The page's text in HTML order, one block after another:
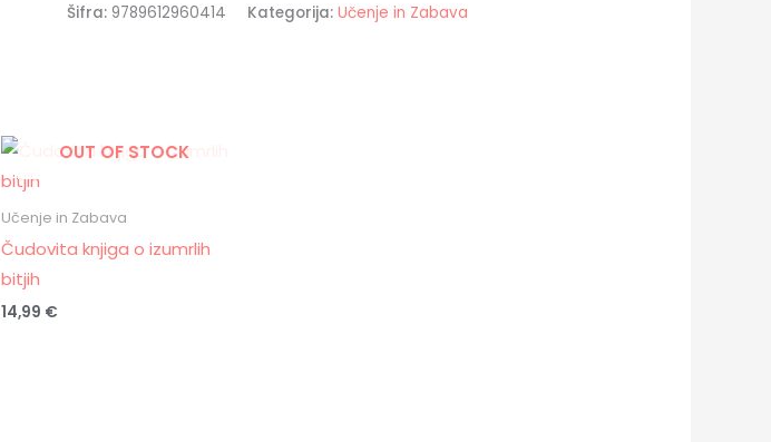
Šifra: 9789612960414 Kategorija: Učenje in Zabava
OUT OF STOCK
Učenje in Zabava
Čudovita knjiga o izumrlih
bitjih
14,99 €